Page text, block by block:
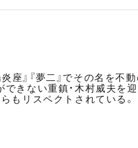
』『夢二』でその名を不
きない重鎮・木村威夫を
もリスペクトされている。